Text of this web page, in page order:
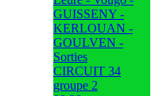
GUISSENY -
KERLOUAN -
GOULVEN -
Sorties
CIRCUIT 34
groupe 2